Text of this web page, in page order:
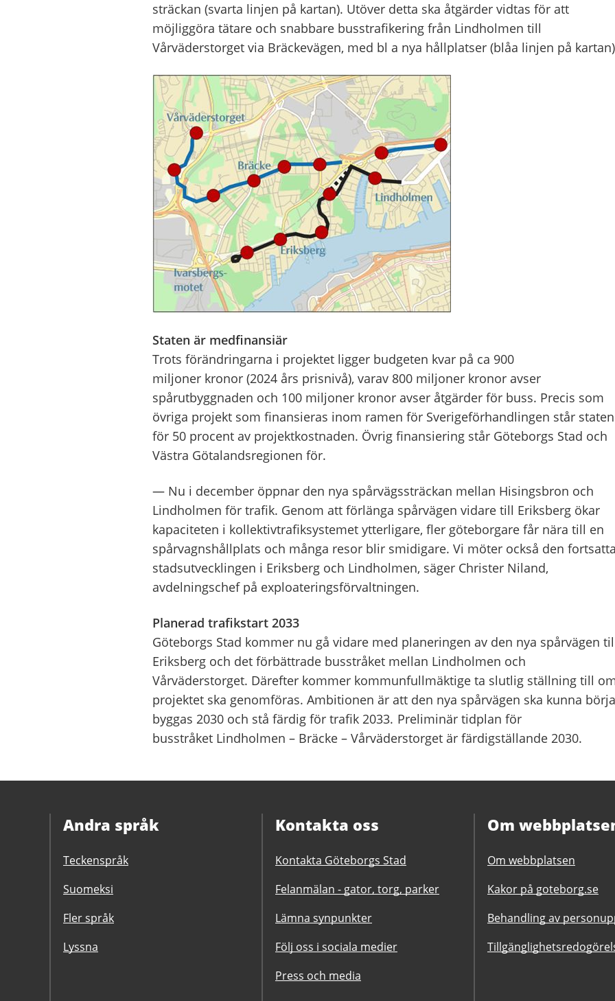
sträckan (svarta linjen på kartan). Utöver detta ska åtgärder vidtas för att
möjliggöra tätare och snabbare busstrafikering från Lindholmen till
Vårväderstorget via Bräckevägen, med bl a nya hållplatser (blåa linjen på
Staten är medfinansiär
Trots förändringarna i projektet ligger budgeten kvar på ca 900
miljoner kronor (2024 års prisnivå), varav 800 miljoner kronor avser
spårutbyggnaden och 100 miljoner kronor avser åtgärder för buss. Precis som
övriga projekt som finansieras inom ramen för Sverigeförhandlingen står staten
för 50 procent av projektkostnaden. Övrig finansiering står Göteborgs Stad och
Västra Götalandsregionen för.
— Nu i december öppnar den nya spårvägssträckan mellan Hisingsbron och
Lindholmen för trafik. Genom att förlänga spårvägen vidare till Eriksberg ökar
kapaciteten i kollektivtrafiksystemet ytterligare, fler göteborgare får nära till en
spårvagnshållplats och många resor blir smidigare. Vi möter också den fortsatta
stadsutvecklingen i Eriksberg och Lindholmen, säger Christer Niland,
avdelningschef på exploateringsförvaltningen.
Planerad trafikstart 2033
Göteborgs Stad kommer nu gå vidare med planeringen av den nya spårvägen
Eriksberg och det förbättrade busstråket mellan Lindholmen och
Vårväderstorget. Därefter kommer kommunfullmäktige ta slutlig ställning till
projektet ska genomföras. Ambitionen är att den nya spårvägen ska kunna börja
byggas 2030 och stå färdig för trafik 2033. Preliminär tidplan för
busstråket Lindholmen – Bräcke – Vårväderstorget är färdigställande 2030.
Andra språk
Teckenspråk
Suomeksi
Fler språk
Lyssna
Kontakta oss
Kontakta Göteborgs Stad
Felanmälan - gator, torg, parker
Lämna synpunkter
Följ oss i sociala medier
Press och media
Om
Om webbplatsen
Kakor på goteborg.se
Behandling av